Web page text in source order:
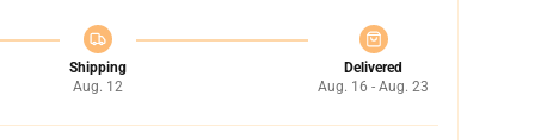
Shipping
Aug. 12
Delivered
Aug. 16 - Aug. 23